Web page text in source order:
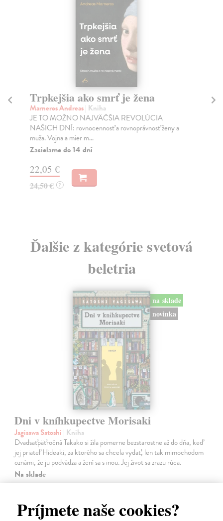
Príjmete naše cookies?
Trpkejšia ako smrť je žena
Marneros Andreas| Kniha
JE TO MOŽNO NAJVÄČŠIA REVOLÚCIA
NAŠICH DNÍ: rovnocennosť a rovnoprávnosť ženy a
muža. Vojna a mier m...
Zasielame do 14 dní
22,05 €
24,50 € ?
Ďalšie z kategórie svetová
beletria
na sklade
novinka
Dni v kníhkupectve Morisaki
Jagisawa Satoshi | Kniha
Dvadsaťpäťročná Takako si žila pomerne bezstarostne až do dňa, keď
jej priateľ Hideaki, za ktorého sa chcela vydať, len tak mimochodom
oznámi, že ju podvádza a žení sa s inou. Jej život sa zrazu rúca.
Na sklade
14,90 € ?